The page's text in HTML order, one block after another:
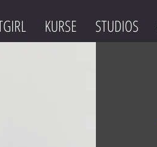
KURSE STUDIOS